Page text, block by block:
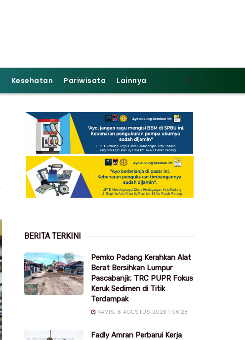
Kesehatan Pariwisata Lainnya
BERITA TERKINI
Pemko Padang Kerahkan Alat
Berat Bersihkan Lumpur
Pascabanjir, TRC PUPR Fokus
Keruk Sedimen di Titik
Terdampak
KAMIS, 6 AGUSTUS 2026 | 06:28
Fadly Amran Perbarui Kerja